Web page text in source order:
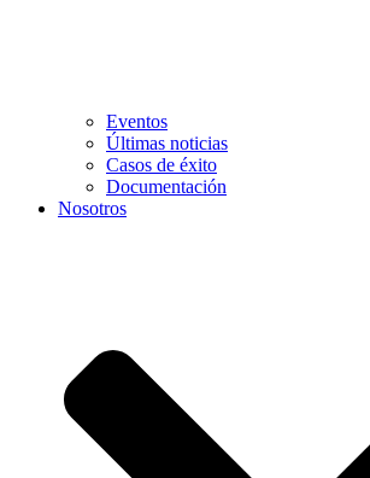
Eventos
Últimas noticias
Casos de éxito
Documentación
Nosotros